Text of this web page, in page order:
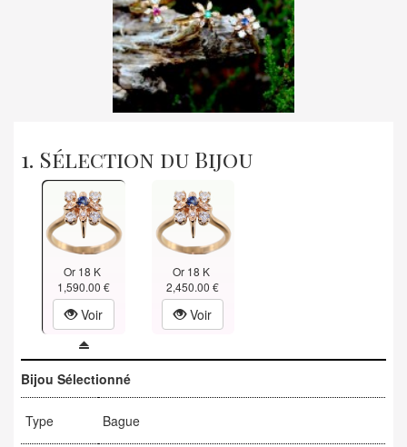
1. Sélection du Bijou
Or 18 K
1,590.00 €
Voir
Or 18 K
2,450.00 €
Voir
Bijou Sélectionné
Type Bague